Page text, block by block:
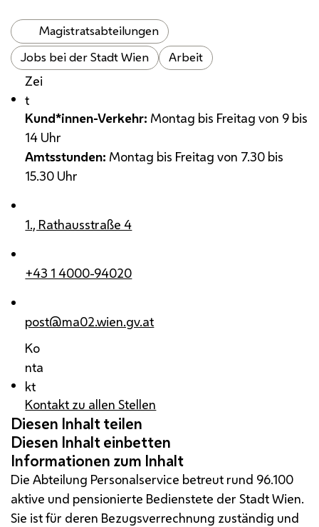
Magistratsabteilungen
Jobs bei der Stadt Wien
Arbeit
Zei
t
Kund*innen-Verkehr: Montag bis Freitag von 9 bis
14 Uhr
Amtsstunden: Montag bis Freitag von 7.30 bis
15.30 Uhr
1., Rathausstraße 4
+43 1 4000-94020
post@ma02.wien.gv.at
Ko
nta
kt
Kontakt zu allen Stellen
Die Abteilung Personalservice betreut rund 96.100
aktive und pensionierte Bedienstete der Stadt Wien.
Sie ist für deren Bezugsverrechnung zuständig und